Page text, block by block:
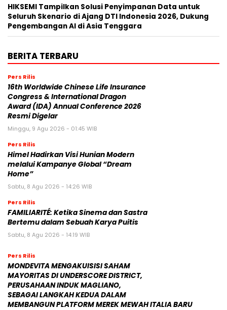
HIKSEMI Tampilkan Solusi Penyimpanan Data untuk
Seluruh Skenario di Ajang DTI Indonesia 2026, Dukung
Pengembangan AI di Asia Tenggara
BERITA TERBARU
Pers Rilis
16th Worldwide Chinese Life Insurance
Congress & International Dragon
Award (IDA) Annual Conference 2026
Resmi Digelar
Minggu, 9 Agu 2026 - 01:45 WIB
Pers Rilis
Himel Hadirkan Visi Hunian Modern
melalui Kampanye Global “Dream
Home”
Sabtu, 8 Agu 2026 - 14:26 WIB
Pers Rilis
FAMILIARITÉ: Ketika Sinema dan Sastra
Bertemu dalam Sebuah Karya Puitis
Sabtu, 8 Agu 2026 - 14:19 WIB
Pers Rilis
MONDEVITA MENGAKUISISI SAHAM
MAYORITAS DI UNDERSCORE DISTRICT,
PERUSAHAAN INDUK MAGLIANO,
SEBAGAI LANGKAH KEDUA DALAM
MEMBANGUN PLATFORM MEREK MEWAH ITALIA BARU